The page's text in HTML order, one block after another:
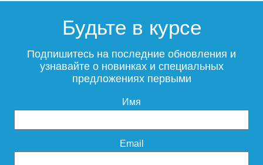
Будьте в курсе
Подпишитесь на последние обновления и
узнавайте о новинках и специальных
предложениях первыми
Имя
Email